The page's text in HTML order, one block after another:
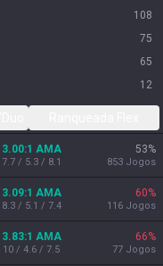
108
75
65
12
3.00:1 AMA
7.7 / 5.3 / 8.1
53%
853 Jogos
3.09:1 AMA
8.3 / 5.1 / 7.4
60%
116 Jogos
3.83:1 AMA
10 / 4.6 / 7.5
66%
77 Jogos